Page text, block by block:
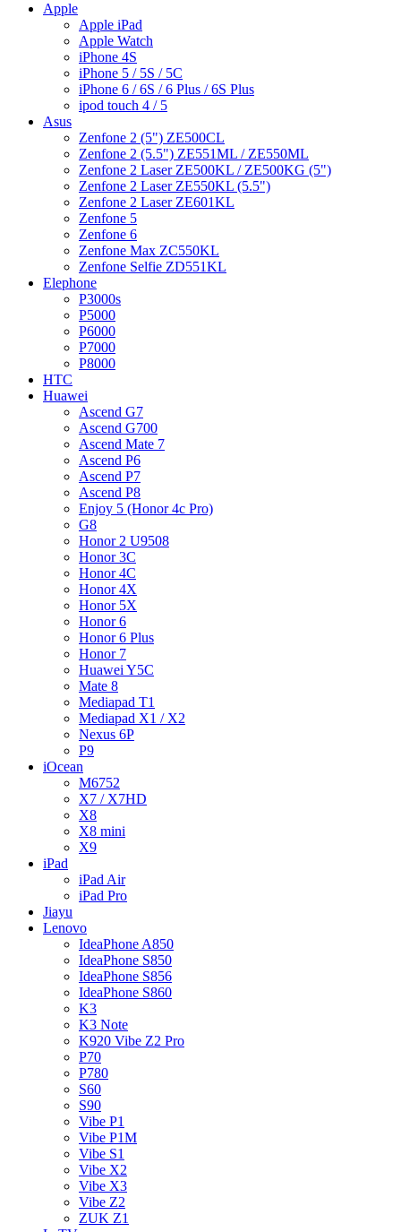
Apple
Apple iPad
Apple Watch
iPhone 4S
iPhone 5 / 5S / 5C
iPhone 6 / 6S / 6 Plus / 6S Plus
ipod touch 4 / 5
Asus
Zenfone 2 (5") ZE500CL
Zenfone 2 (5.5") ZE551ML / ZE550ML
Zenfone 2 Laser ZE500KL / ZE500KG (5")
Zenfone 2 Laser ZE550KL (5.5")
Zenfone 2 Laser ZE601KL
Zenfone 5
Zenfone 6
Zenfone Max ZC550KL
Zenfone Selfie ZD551KL
Elephone
P3000s
P5000
P6000
P7000
P8000
HTC
Huawei
Ascend G7
Ascend G700
Ascend Mate 7
Ascend P6
Ascend P7
Ascend P8
Enjoy 5 (Honor 4c Pro)
G8
Honor 2 U9508
Honor 3C
Honor 4C
Honor 4X
Honor 5X
Honor 6
Honor 6 Plus
Honor 7
Huawei Y5C
Mate 8
Mediapad T1
Mediapad X1 / X2
Nexus 6P
P9
iOcean
M6752
X7 / X7HD
X8
X8 mini
X9
iPad
iPad Air
iPad Pro
Jiayu
Lenovo
IdeaPhone A850
IdeaPhone S850
IdeaPhone S856
IdeaPhone S860
K3
K3 Note
K920 Vibe Z2 Pro
P70
P780
S60
S90
Vibe P1
Vibe P1M
Vibe S1
Vibe X2
Vibe X3
Vibe Z2
ZUK Z1